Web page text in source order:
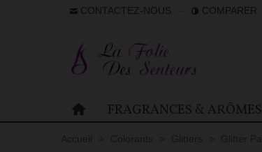
CONTACTEZ-NOUS COMPARER
FRAGRANCES & ARÔMES